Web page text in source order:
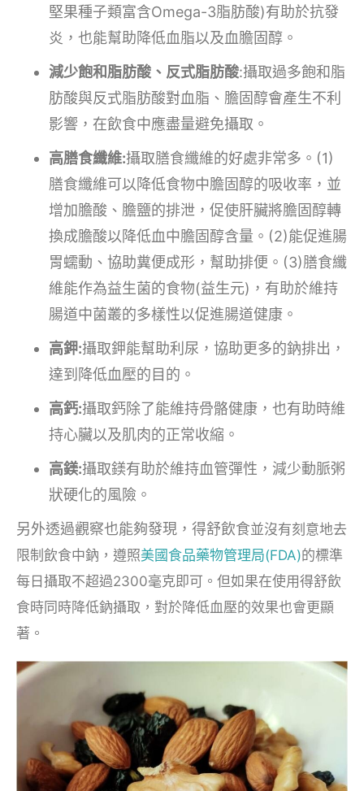
堅果種子類富含Omega-3脂肪酸)有助於抗發
炎，也能幫助降低血脂以及血膽固醇。
減少飽和脂肪酸、反式脂肪酸:攝取過多飽和脂
肪酸與反式脂肪酸對血脂、膽固醇會產生不利
影響，在飲食中應盡量避免攝取。
高膳食纖維:攝取膳食纖維的好處非常多。(1)
膳食纖維可以降低食物中膽固醇的吸收率，並
增加膽酸、膽鹽的排泄，促使肝臟將膽固醇轉
換成膽酸以降低血中膽固醇含量。(2)能促進腸
胃蠕動、協助糞便成形，幫助排便。(3)膳食纖
維能作為益生菌的食物(益生元)，有助於維持
腸道中菌叢的多樣性以促進腸道健康。
高鉀:攝取鉀能幫助利尿，協助更多的鈉排出，
達到降低血壓的目的。
高鈣:攝取鈣除了能維持骨骼健康，也有助時維
持心臟以及肌肉的正常收縮。
高鎂:攝取鎂有助於維持血管彈性，減少動脈粥
狀硬化的風險。
另外透過觀察也能夠發現，得舒飲食並沒有刻意地去
限制飲食中鈉，遵照美國食品藥物管理局(FDA)的標準
每日攝取不超過2300毫克即可。但如果在使用得舒飲
食時同時降低鈉攝取，對於降低血壓的效果也會更顯
著。